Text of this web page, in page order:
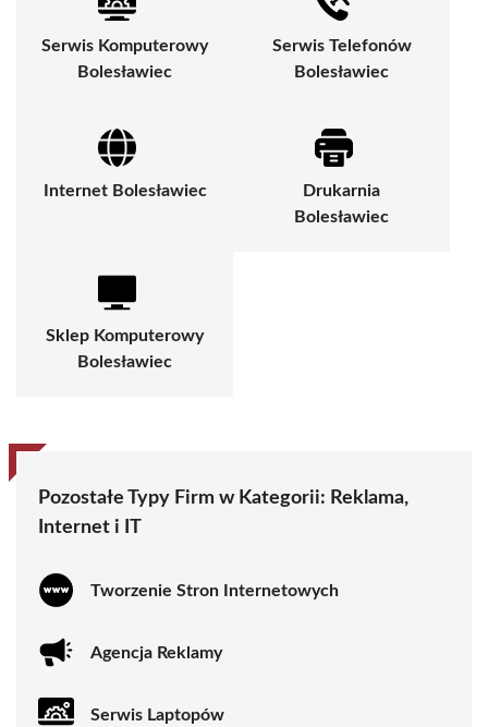
Serwis Komputerowy
Bolesławiec
Serwis Telefonów
Bolesławiec
Internet Bolesławiec
Drukarnia
Bolesławiec
Sklep Komputerowy
Bolesławiec
Pozostałe Typy Firm w Kategorii: Reklama,
Internet i IT
Tworzenie Stron Internetowych
Agencja Reklamy
Serwis Laptopów